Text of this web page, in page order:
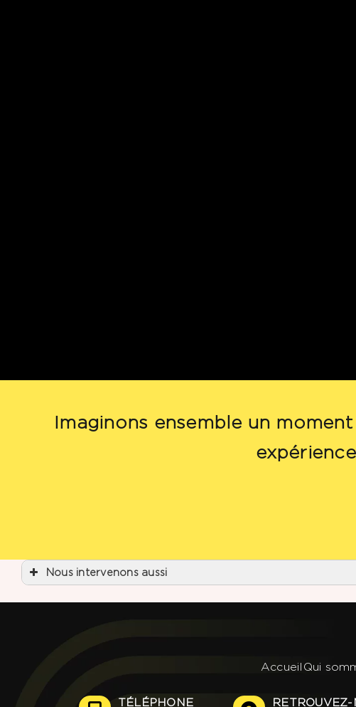
Imaginons ensemble un
Nous intervenons aussi
Agence événementielle Bordeaux
Agence événementielle Pessac
Accueil Qui
TÉLÉPHONE RETROUVEZ-